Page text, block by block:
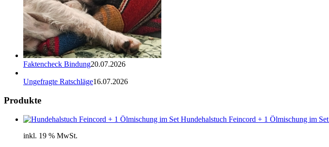
Faktencheck Bindung20.07.2026
Ungefragte Ratschläge16.07.2026
Produkte
Hundehalstuch Feincord + 1 Ölmischung im Set
inkl. 19 % MwSt.